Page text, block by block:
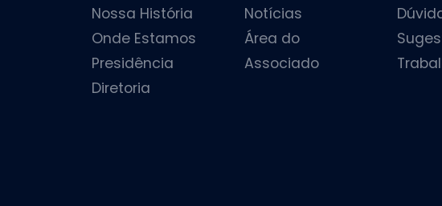
Nossa História
Onde Estamos
Presidência
Diretoria
Notícias
Área do
Associado